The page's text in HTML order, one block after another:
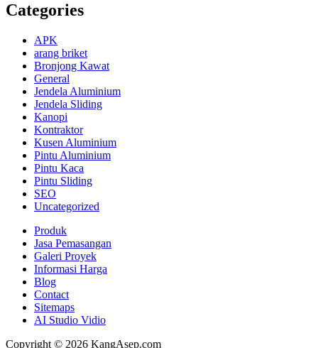
Categories
APK
arang briket
Bronjong Kawat
General
Jendela Aluminium
Jendela Sliding
Kanopi
Kontraktor
Kusen Aluminium
Pintu Aluminium
Pintu Kaca
Pintu Sliding
SEO
Uncategorized
Produk
Jasa Pemasangan
Galeri Proyek
Informasi Harga
Blog
Contact
Sitemaps
AI Studio Vidio
Copyright © 2026 KangAsep.com